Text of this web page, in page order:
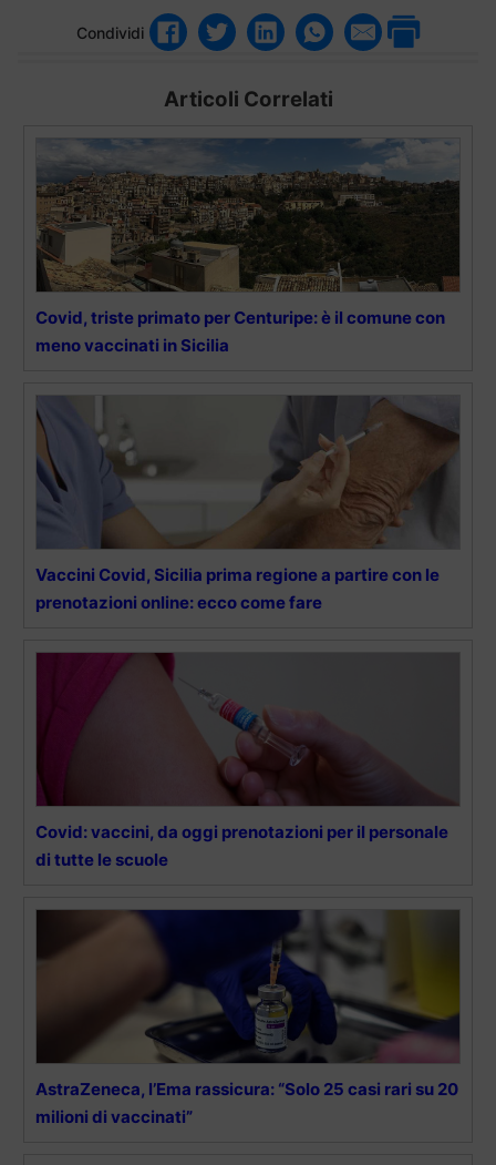
Condividi
Articoli Correlati
Covid, triste primato per Centuripe: è il comune con
meno vaccinati in Sicilia
Vaccini Covid, Sicilia prima regione a partire con le
prenotazioni online: ecco come fare
Covid: vaccini, da oggi prenotazioni per il personale
di tutte le scuole
AstraZeneca, l’Ema rassicura: “Solo 25 casi rari su 20
milioni di vaccinati”